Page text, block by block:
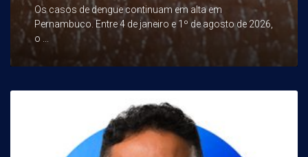
Os casos de dengue continuam em alta em
Pernambuco. Entre 4 de janeiro e 1º de agosto de 2026,
o ...